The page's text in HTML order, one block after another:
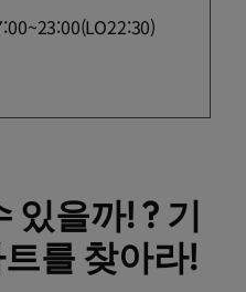
있을까! ? 기
를 찾아라!